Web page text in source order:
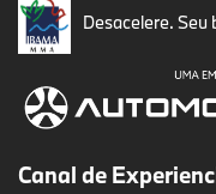
Desacelere. Seu
Canal de